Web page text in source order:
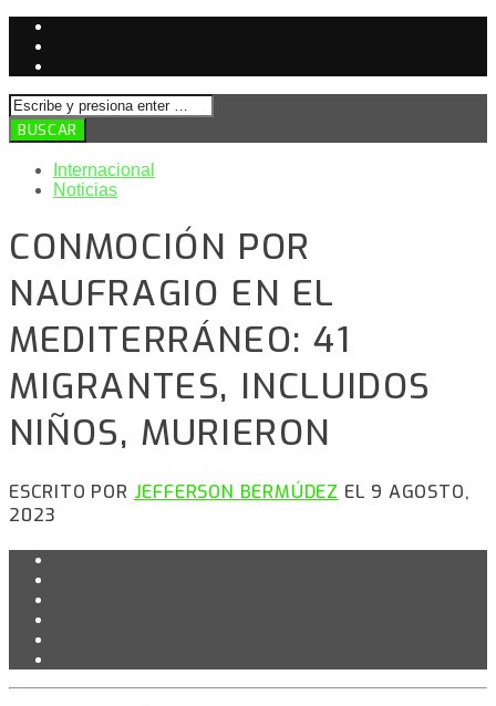
Internacional
Noticias
CONMOCIÓN POR
NAUFRAGIO EN EL
MEDITERRÁNEO: 41
MIGRANTES, INCLUIDOS
NIÑOS, MURIERON
ESCRITO POR JEFFERSON BERMÚDEZ EL 9 AGOSTO,
2023